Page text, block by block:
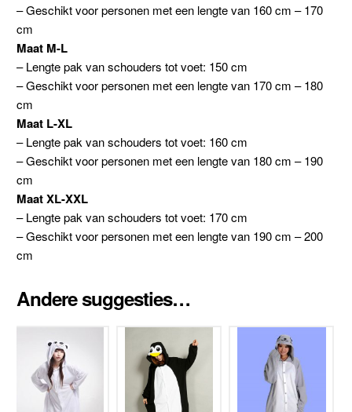
– Geschikt voor personen met een lengte van 160 cm – 170
cm
Maat M-L
– Lengte pak van schouders tot voet: 150 cm
– Geschikt voor personen met een lengte van 170 cm – 180
cm
Maat L-XL
– Lengte pak van schouders tot voet: 160 cm
– Geschikt voor personen met een lengte van 180 cm – 190
cm
Maat XL-XXL
– Lengte pak van schouders tot voet: 170 cm
– Geschikt voor personen met een lengte van 190 cm – 200
cm
Andere suggesties…